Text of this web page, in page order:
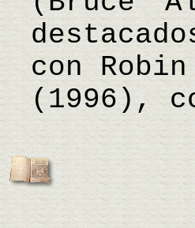
con
(1996),